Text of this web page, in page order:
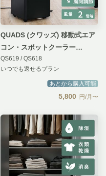
QUADS (クワッズ) 移動式エア
コン・スポットクーラー
airmove (エアムーブ）【排熱
対応モデル】
QS619 / QS618
いつでも返せるプラン
あとから購入可能
5,800 円/月〜